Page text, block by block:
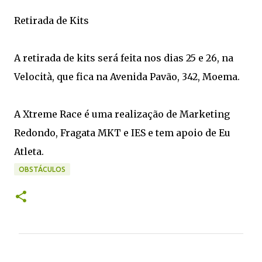
Retirada de Kits
A retirada de kits será feita nos dias 25 e 26, na
Velocità, que fica na Avenida Pavão, 342, Moema.
A Xtreme Race é uma realização de Marketing
Redondo, Fragata MKT e IES e tem apoio de Eu
Atleta.
OBSTÁCULOS